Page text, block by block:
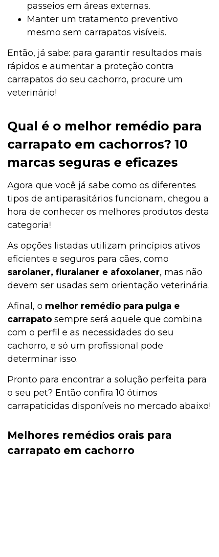
passeios em áreas externas.
Manter um tratamento preventivo
mesmo sem carrapatos visíveis.
Então, já sabe: para garantir resultados mais
rápidos e aumentar a proteção contra
carrapatos do seu cachorro, procure um
veterinário!
Qual é o melhor remédio para
carrapato em cachorros? 10
marcas seguras e eficazes
Agora que você já sabe como os diferentes
tipos de antiparasitários funcionam, chegou a
hora de conhecer os melhores produtos desta
categoria!
As opções listadas utilizam princípios ativos
eficientes e seguros para cães, como
sarolaner, fluralaner e afoxolaner, mas não
devem ser usadas sem orientação veterinária.
Afinal, o melhor remédio para pulga e
carrapato sempre será aquele que combina
com o perfil e as necessidades do seu
cachorro, e só um profissional pode
determinar isso.
Pronto para encontrar a solução perfeita para
o seu pet? Então confira 10 ótimos
carrapaticidas disponíveis no mercado abaixo!
Melhores remédios orais para
carrapato em cachorro